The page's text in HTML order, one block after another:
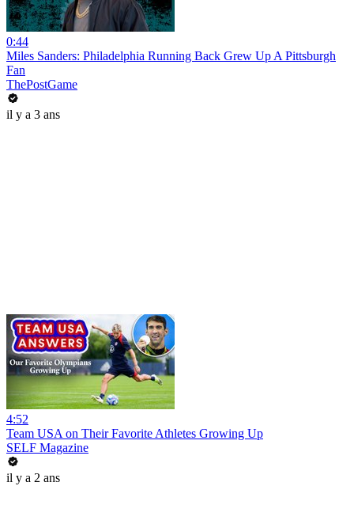
0:44
Miles Sanders: Philadelphia Running Back Grew Up A Pittsburgh
Fan
ThePostGame
il y a 3 ans
4:52
Team USA on Their Favorite Athletes Growing Up
SELF Magazine
il y a 2 ans